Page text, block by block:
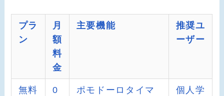
プラ
ン
月
額
料
金
主要機能
推奨ユ
ーザー
無料
0
ポモドーロタイマ
個人学